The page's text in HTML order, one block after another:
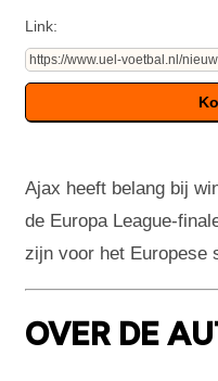
Link:
Ajax heeft belang bij
de Europa League-
zijn voor het Europese
OVER DE